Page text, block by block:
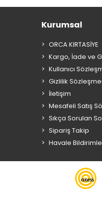
Kurumsal
ORCA KIRTASİYE
Kargo, İade ve
Kullanıcı
Gizlilik
İletişim
Mesafeli Satış
Sıkça Sorulan
Sipariş Takip
Havale